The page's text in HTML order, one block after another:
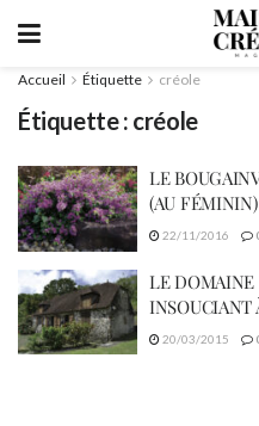
Accueil Étiquette créole
Étiquette : créole
LE
(AU FÉMININ)
22/11/2016
LE DOMAINE
INSOUCIANT
20/03/2015